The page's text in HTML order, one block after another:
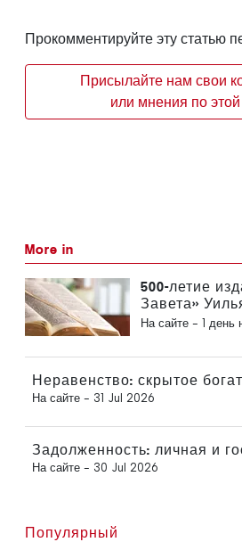
Прокомментируйте эту статью
Присылайте нам свои
или мнения по этой
More in
500-летие
Завета»
на
На сайте - 1 день
Неравенство: скрытое
На сайте - 31 Jul 2026
Задолженность: личная и
На сайте - 30 Jul 2026
Популярный